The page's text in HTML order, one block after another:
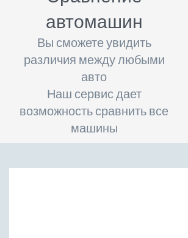
автомашин
Вы сможете увидить
различия между любыми
авто
Наш сервис дает
возможность сравнить все
машины